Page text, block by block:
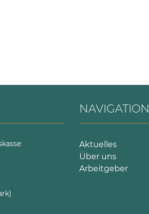
NAVIGATION
Aktuelles
Über uns
Arbeitgeber